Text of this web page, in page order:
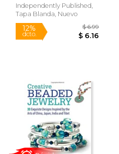
dcto. $ 44.07
Size, Funny Forecast
Dark Swirl Cover (en
Independently Published,
Tapa Blanda, Nuevo